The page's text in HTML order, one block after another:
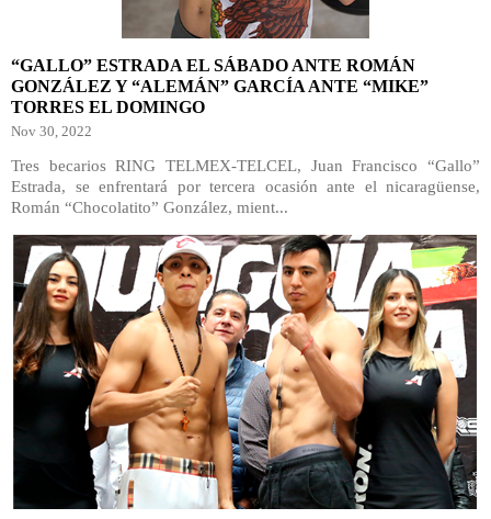
“GALLO” ESTRADA EL SÁBADO ANTE ROMÁN
GONZÁLEZ Y “ALEMÁN” GARCÍA ANTE “MIKE”
TORRES EL DOMINGO
Nov 30, 2022
Tres becarios RING TELMEX-TELCEL, Juan Francisco “Gallo”
Estrada, se enfrentará por tercera ocasión ante el nicaragüense,
Román “Chocolatito” González, mient...